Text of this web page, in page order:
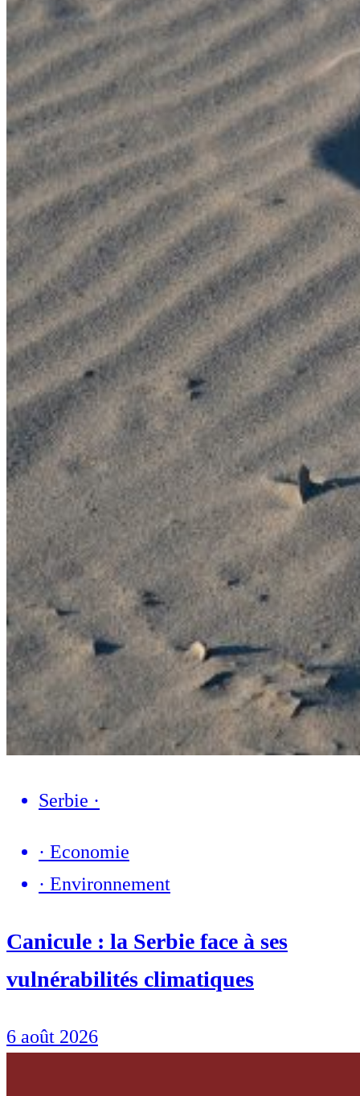
Serbie ·
· Economie
· Environnement
Canicule : la Serbie face à ses
vulnérabilités climatiques
6 août 2026